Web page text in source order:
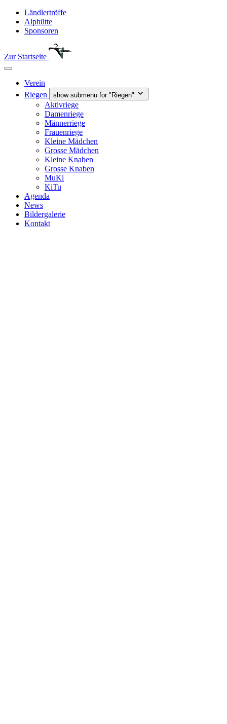
Ländlertröffe
Alphütte
Sponsoren
Zur Startseite
Verein
Riegen
show submenu for "Riegen"
Aktivriege
Damenriege
Männerriege
Frauenriege
Kleine Mädchen
Grosse Mädchen
Kleine Knaben
Grosse Knaben
MuKi
KiTu
Agenda
News
Bildergalerie
Kontakt
Verein